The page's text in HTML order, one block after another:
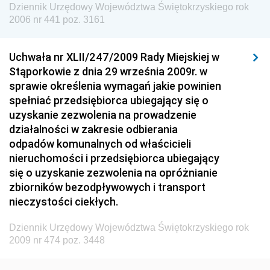
Dziennik Urzędowy Urzędu Lotnictwa Cywilnego
Dziennik Urzędowy Ministerstwa Hutnictwa i
Przemysłu Maszynowego
Dziennik Urzędowy Ministerstwa Zdrowia i Opieki
Społecznej
Dziennik Urzędowy Ministerstwa Rolnictwa, Leśnictwa
i Gospodarki Żywnościowej
Dziennik Urzędowy Ministra Spraw Wewnętrznych
Dziennik Urzędowy Ministra Transportu, Budownictwa
i Gospodarki Morskiej
Dziennik Urzędowy Ministra Administracji i Cyfryzacji
Dziennik Urzędowy Głównego Inspektora Ochrony
Dziennik Urzędowy Województwa Świętokrzyskiego rok
2006 nr 441 poz. 3161
Uchwała nr XLII/247/2009 Rady Miejskiej w
Stąporkowie z dnia 29 września 2009r. w
sprawie określenia wymagań jakie powinien
spełniać przedsiębiorca ubiegający się o
uzyskanie zezwolenia na prowadzenie
działalności w zakresie odbierania
odpadów komunalnych od właścicieli
nieruchomości i przedsiębiorca ubiegający
się o uzyskanie zezwolenia na opróżnianie
zbiorników bezodpływowych i transport
nieczystości ciekłych.
Dziennik Urzędowy Województwa Świętokrzyskiego rok
2009 nr 474 poz. 3448